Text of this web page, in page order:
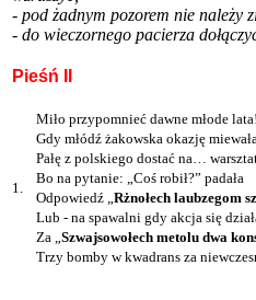
- pod żadnym pozorem nie należy
- do wieczornego pacierza
Pieśń II
1.
Miło przypomnieć dawne młode lata!
Gdy młódź żakowska okazję
Pałę z polskiego dostać na…
Bo na pytanie: „Coś robił?” padała
Odpowiedź „Rżnołech laubzegom
Lub - na spawalni gdy akcja się
Za „Szwajsowołech metolu dwa
Trzy bomby w kwadrans za